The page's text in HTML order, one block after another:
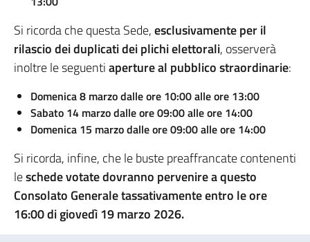
Si ricorda che questa Sede,esclusivamente per il
rilascio dei duplicati dei plichi elettorali, osserverà
inoltre le seguentiaperture al pubblico straordinarie:
Domenica 8 marzo dalle ore 10:00 alle ore 13:00
Sabato 14 marzo dalle ore 09:00 alle ore 14:00
Domenica 15 marzo dalle ore 09:00 alle ore 14:00
Si ricorda, infine, che le buste preaffrancate contenenti
leschede votate dovranno pervenire a questo
Consolato Generale tassativamenteentro le ore
16:00 di giovedì 19 marzo 2026.